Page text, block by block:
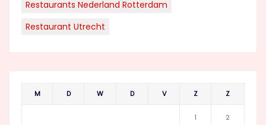
Restaurants Nederland Rotterdam
Restaurant Utrecht
M D W D V Z Z
1 2